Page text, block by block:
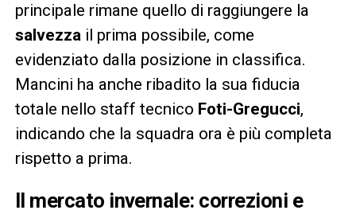
principale rimane quello di raggiungere la
salvezzail prima possibile, come
evidenziato dalla posizione in classifica.
Mancini ha anche ribadito la sua fiducia
totale nello staff tecnico Foti-Gregucci,
indicando che la squadra ora è più completa
rispetto a prima.
Il mercato invernale: correzioni e